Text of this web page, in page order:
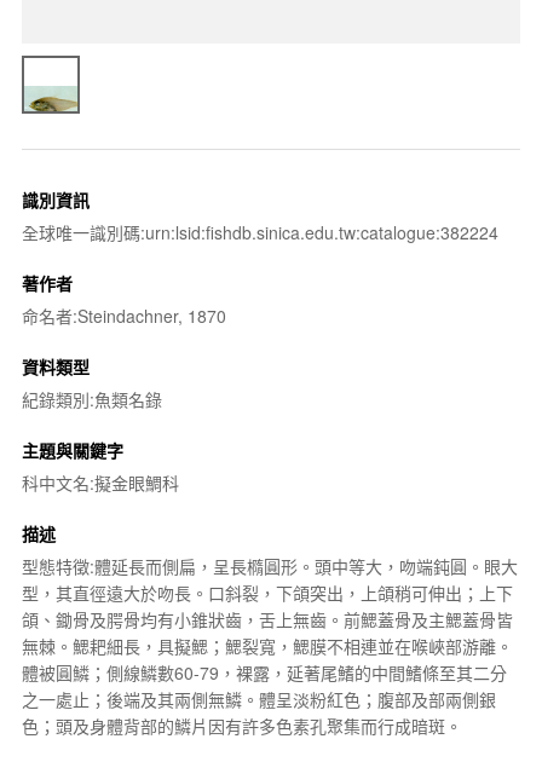
識別資訊
全球唯一識別碼:urn:lsid:fishdb.sinica.edu.tw:catalogue:382224
著作者
命名者:Steindachner, 1870
資料類型
紀錄類別:魚類名錄
主題與關鍵字
科中文名:擬金眼鯛科
描述
型態特徵:體延長而側扁，呈長橢圓形。頭中等大，吻端鈍圓。眼大
型，其直徑遠大於吻長。口斜裂，下頜突出，上頜稍可伸出；上下
頜、鋤骨及腭骨均有小錐狀齒，舌上無齒。前鰓蓋骨及主鰓蓋骨皆
無棘。鰓耙細長，具擬鰓；鰓裂寬，鰓膜不相連並在喉峽部游離。
體被圓鱗；側線鱗數60-79，裸露，延著尾鰭的中間鰭條至其二分
之一處止；後端及其兩側無鱗。體呈淡粉紅色；腹部及部兩側銀
色；頭及身體背部的鱗片因有許多色素孔聚集而行成暗斑。